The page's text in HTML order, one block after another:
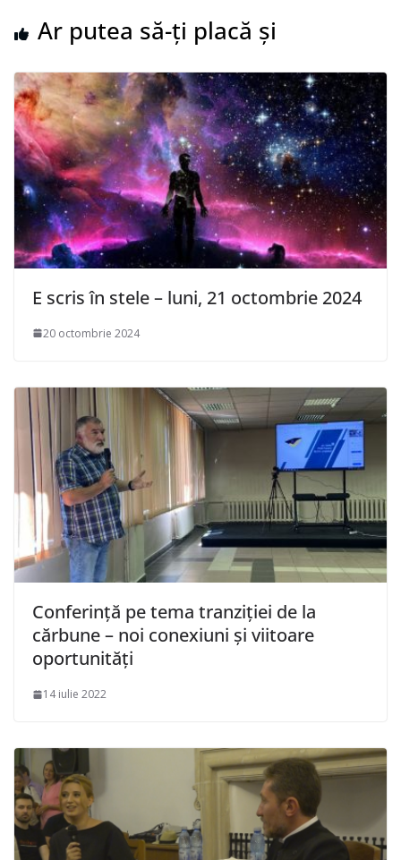
Ar putea să-ți placă și
E scris în stele – luni, 21 octombrie 2024
20 octombrie 2024
Conferință pe tema tranziției de la
cărbune – noi conexiuni și viitoare
oportunități
14 iulie 2022